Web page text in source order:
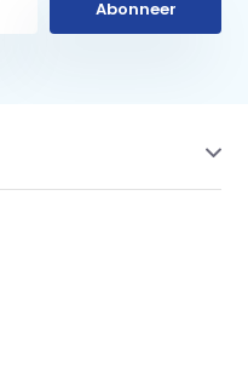
Abonneer